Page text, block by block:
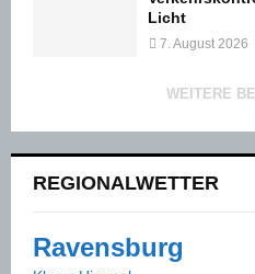
Licht
7. August 2026
WEITERE
REGIONALWETTER
Ravensburg